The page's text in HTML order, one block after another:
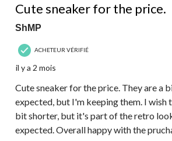
Cute sneaker for the price.
ShMP
ACHETEUR VÉRIFIÉ
il y a 2 mois
Cute sneaker for the price. They are a
expected, but I'm keeping them. I wish
bit shorter, but it's part of the retro
expected. Overall happy with the